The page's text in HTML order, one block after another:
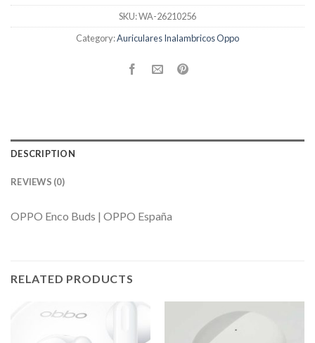
SKU:WA-26210256
Category:Auriculares Inalambricos Oppo
DESCRIPTION
REVIEWS (0)
OPPO Enco Buds | OPPO España
RELATED PRODUCTS